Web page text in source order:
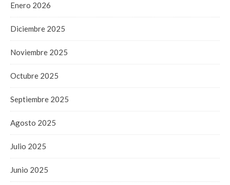
Enero 2026
Diciembre 2025
Noviembre 2025
Octubre 2025
Septiembre 2025
Agosto 2025
Julio 2025
Junio 2025